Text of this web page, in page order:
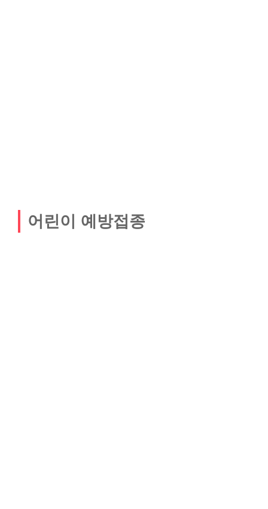
어린이 예방접종